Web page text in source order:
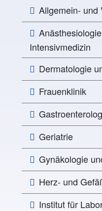
Allgemein- und
Intensivmedizin
Dermatologie
Frauenklinik
Geriatrie
Gynäkologie
Herz- und
Institut für